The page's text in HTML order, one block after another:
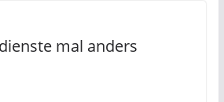
mal anders